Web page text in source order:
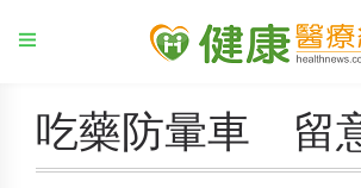
吃藥防暈車 留